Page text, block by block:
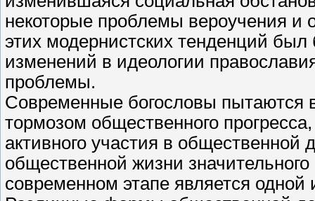
некоторые проблемы вероучения и
этих модернистских тенденций
изменений в идеологии
проблемы.
Современные богословы пытаются
тормозом общественного
активного участия в общественной
общественной жизни
современном этапе является одной